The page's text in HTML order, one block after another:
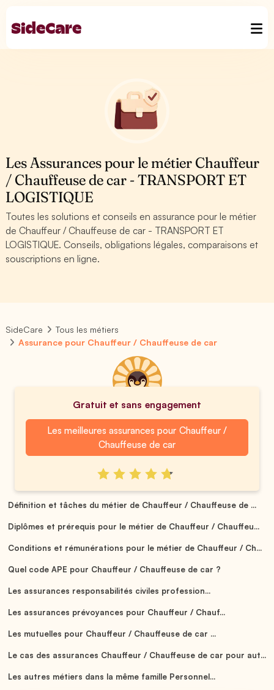
Les Assurances pour le métier Chauffeur
/ Chauffeuse de car - TRANSPORT ET
LOGISTIQUE
Toutes les solutions et conseils en assurance pour le métier
de Chauffeur / Chauffeuse de car - TRANSPORT ET
LOGISTIQUE. Conseils, obligations légales, comparaisons et
souscriptions en ligne.
SideCare
Tous les métiers
Assurance pour Chauffeur / Chauffeuse de car
Gratuit et sans engagement
Les meilleures assurances pour Chauffeur /
Chauffeuse de car
Définition et tâches du métier de Chauffeur / Chauffeuse de ...
Diplômes et prérequis pour le métier de Chauffeur / Chauffeu...
Conditions et rémunérations pour le métier de Chauffeur / Ch...
Quel code APE pour Chauffeur / Chauffeuse de car ?
Les assurances responsabilités civiles profession...
Les assurances prévoyances pour Chauffeur / Chauf...
Les mutuelles pour Chauffeur / Chauffeuse de car ...
Le cas des assurances Chauffeur / Chauffeuse de car pour aut...
Les autres métiers dans la même famille Personnel...